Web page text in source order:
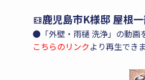
鹿児島市K様邸 屋根
●「外壁・雨樋 洗浄」の動画
こちらのリンクより再生できま